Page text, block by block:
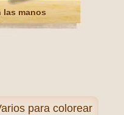
las manos
para colorear